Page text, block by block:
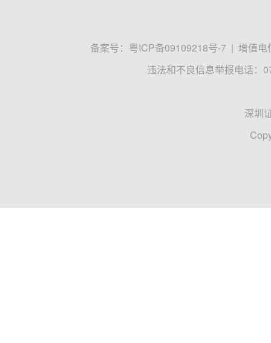
备案号： 粤ICP备09109218号-7 | 增值电
违法和不良信息举报电话：
深圳